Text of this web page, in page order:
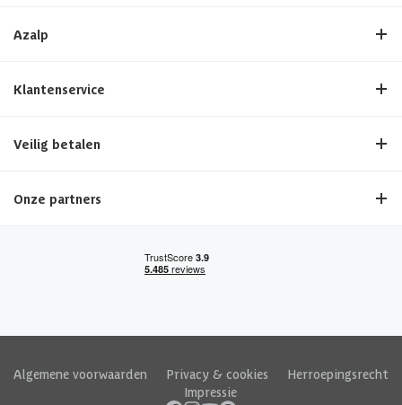
Azalp
Klantenservice
Veilig betalen
Onze partners
Algemene voorwaarden Privacy & cookies
Herroepingsrecht
Impressie